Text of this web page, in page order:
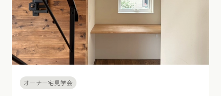
オーナー宅見学会